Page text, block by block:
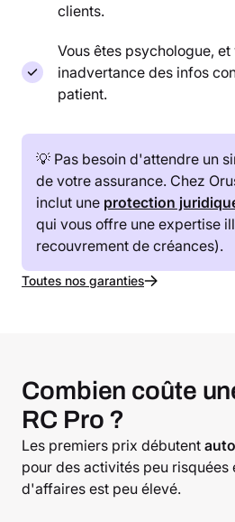
clients.
Vous êtes psychologue,
inadvertance des infos
patient.
💡 Pas besoin d'attendre un
de votre assurance. Chez
inclut une protection
qui vous offre une expertise
recouvrement de créances).
Toutes nos garanties
Combien coûte
RC Pro ?
Les premiers prix débutent
pour des activités peu risquées
d'affaires est peu élevé.